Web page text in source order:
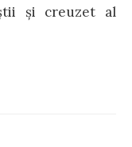
și creuzet al